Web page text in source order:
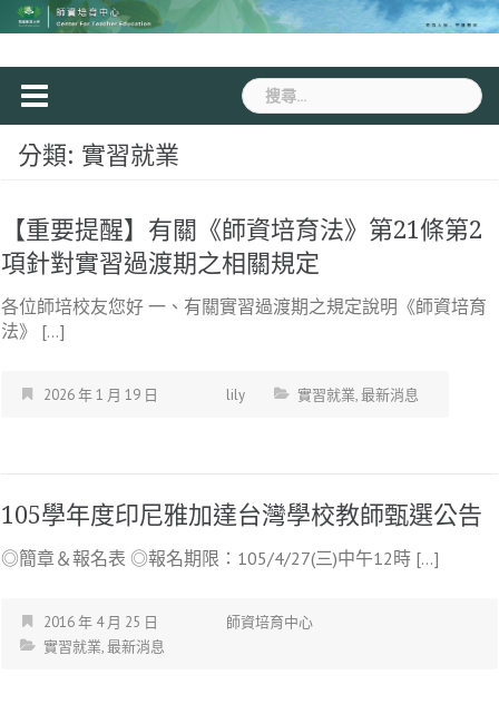
Skip
to
搜
尋
分類: 實習就業
【重要提醒】有關《師資培育法》第21條第2
項針對實習過渡期之相關規定
各位師培校友您好 一、有關實習過渡期之規定說明《師資培育
法》 […]
2026 年 1 月 19 日 lily 實習就業,最新消息
105學年度印尼雅加達台灣學校教師甄選公告
◎簡章＆報名表 ◎報名期限：105/4/27(三)中午12時 […]
2016 年 4 月 25 日
師資培育中心
實習就業,最新消息